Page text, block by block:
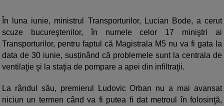
În luna iunie, ministrul Transporturilor, Lucian Bode, a cerut
scuze bucureştenilor, în numele celor 17 miniştri ai
Transporturilor, pentru faptul că Magistrala M5 nu va fi gata la
data de 30 iunie, susținând că problemele sunt la centrala de
ventilaţie şi la staţia de pompare a apei din infiltraţii.
La rândul său, premierul Ludovic Orban nu a mai avansat
niciun un termen când va fi putea fi dat metroul în folosinţă,